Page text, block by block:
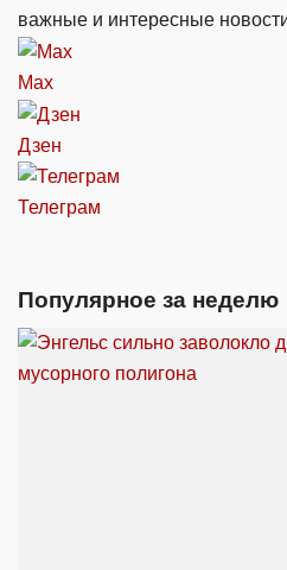
важные и интересные
Max
Дзен
Телеграм
Популярное за неделю